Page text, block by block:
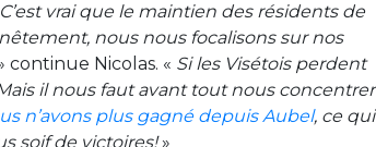
C’est vrai que le maintien des résidents de
nous nous focalisons sur nos
continue Nicolas. « Si les Visétois perdent
il nous faut avant tout nous concentrer
n’avons plus gagné depuis Aubel, ce qui
soif de victoires!»